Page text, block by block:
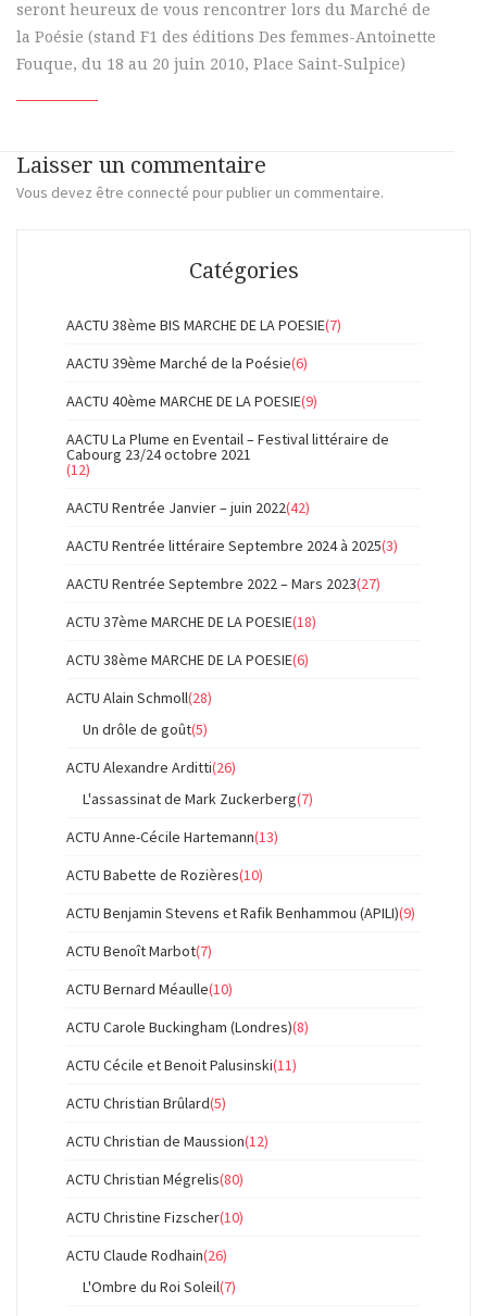
seront heureux de vous rencontrer lors du Marché de
la Poésie (stand F1 des éditions Des femmes-Antoinette
Fouque, du 18 au 20 juin 2010, Place Saint-Sulpice)
Laisser un commentaire
Vous devez être connecté pour publier un commentaire.
Catégories
AACTU 38ème BIS MARCHE DE LA POESIE(7)
AACTU 39ème Marché de la Poésie(6)
AACTU 40ème MARCHE DE LA POESIE(9)
AACTU La Plume en Eventail – Festival littéraire de
Cabourg 23/24 octobre 2021
(12)
AACTU Rentrée Janvier – juin 2022(42)
AACTU Rentrée littéraire Septembre 2024 à 2025(3)
AACTU Rentrée Septembre 2022 – Mars 2023(27)
ACTU 37ème MARCHE DE LA POESIE(18)
ACTU 38ème MARCHE DE LA POESIE(6)
ACTU Alain Schmoll(28)
Un drôle de goût(5)
ACTU Alexandre Arditti(26)
L'assassinat de Mark Zuckerberg(7)
ACTU Anne-Cécile Hartemann(13)
ACTU Babette de Rozières(10)
ACTU Benjamin Stevens et Rafik Benhammou (APILI)(9)
ACTU Benoît Marbot(7)
ACTU Bernard Méaulle(10)
ACTU Carole Buckingham (Londres)(8)
ACTU Cécile et Benoit Palusinski(11)
ACTU Christian Brûlard(5)
ACTU Christian de Maussion(12)
ACTU Christian Mégrelis(80)
ACTU Christine Fizscher(10)
ACTU Claude Rodhain(26)
L'Ombre du Roi Soleil(7)